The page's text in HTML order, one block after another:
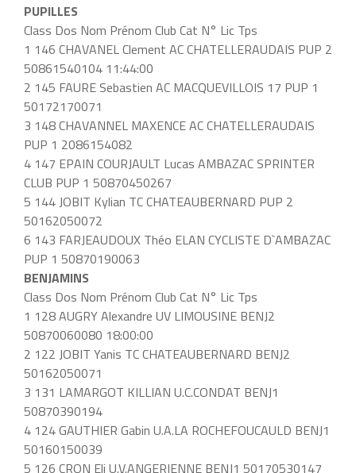
PUPILLES
Class Dos Nom Prénom Club Cat N° Lic Tps
1 146 CHAVANEL Clement AC CHATELLERAUDAIS PUP 2
50861540104 11:44:00
2 145 FAURE Sebastien AC MACQUEVILLOIS 17 PUP 1
50172170071
3 148 CHAVANNEL MAXENCE AC CHATELLERAUDAIS
PUP 1 2086154082
4 147 EPAIN COURJAULT Lucas AMBAZAC SPRINTER
CLUB PUP 1 50870450267
5 144 JOBIT Kylian TC CHATEAUBERNARD PUP 2
50162050072
6 143 FARJEAUDOUX Théo ELAN CYCLISTE D`AMBAZAC
PUP 1 50870190063
BENJAMINS
Class Dos Nom Prénom Club Cat N° Lic Tps
1 128 AUGRY Alexandre UV LIMOUSINE BENJ2
50870060080 18:00:00
2 122 JOBIT Yanis TC CHATEAUBERNARD BENJ2
50162050071
3 131 LAMARGOT KILLIAN U.C.CONDAT BENJ1
50870390194
4 124 GAUTHIER Gabin U.A.LA ROCHEFOUCAULD BENJ1
50160150039
5 126 CRON Eli U.V.ANGERIENNE BENJ1 50170530147